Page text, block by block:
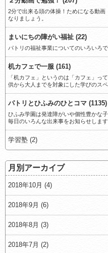
2分で出来る頭の体操！ためになる動
なりましょう。
まいにちの障がい福祉 (22)
パトリの福祉事業についてのいろいろ
机カフェで一服 (161)
「机カフェ」というのは「カフェ」っ
供から大人までを対象にした学びのスペ
パトリとひふみのひとコマ (1135)
ひふみ学園は発達障がいや個性豊かな
毎日のいろんな出来事をお知らせします
学習塾 (2)
月別アーカイブ
2018年10月 (4)
2018年9月 (6)
2018年8月 (3)
2018年7月 (2)